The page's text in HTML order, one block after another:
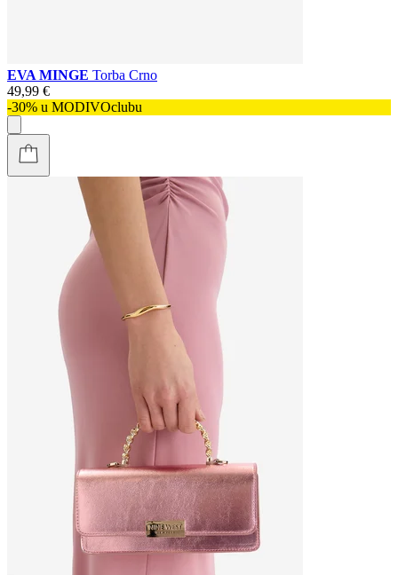
EVA MINGE Torba Crno
49,99 €
-30% u MODIVOclubu